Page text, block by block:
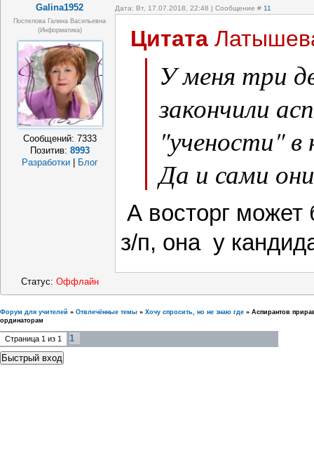
Galina1952 Дата: Вт, 17.07.2018, 22:48 | Сообщение # 11
Поспелова Галина Васильевна
(информатика)
Сообщений: 7333
Позитив: 8993
Разработки
Блог
Цитата
У меня три
закончили
"учености" в
Да и сами
А восторг может
з/п, она у
Статус: Оффлайн
Форум для учителей » Отвлечённые темы » Хочу спросить, но не знаю где » Аспирантов
ординаторам
Страница 1 из 1 1